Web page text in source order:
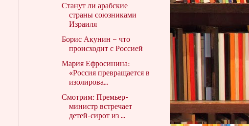
Станут ли арабские
страны союзниками
Израиля
Борис Акунин – что
происходит с Россией
Мария Ефросинина:
«Россия превращается в
изолирова...
Смотрим: Премьер-
министр встречает
детей-сирот из ...